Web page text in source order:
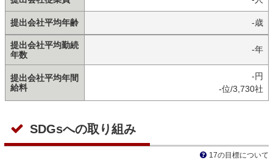
提出会社平均年齢 -歳
提出会社平均勤続
年数
-年
提出会社平均年間
給料
-円
-位/3,730社
SDGsへの取り組み
17の目標について